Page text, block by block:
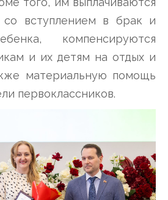
вступлением в брак и
компенсируются
и их детям на отдых и
материальную помощь
первоклассников.